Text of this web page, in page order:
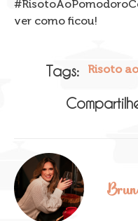
ver como ficou!
Tags: Risoto